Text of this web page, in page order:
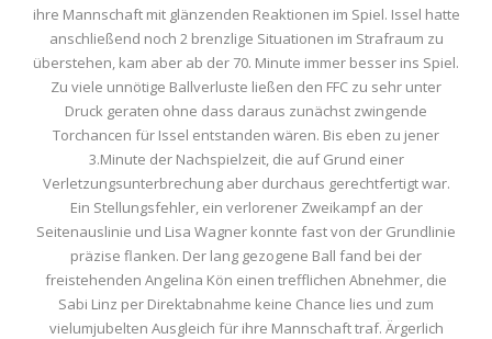
ihre Mannschaft mit glänzenden Reaktionen im Spiel. Issel hatte
anschließend noch 2 brenzlige Situationen im Strafraum zu
überstehen, kam aber ab der 70. Minute immer besser ins Spiel.
Zu viele unnötige Ballverluste ließen den FFC zu sehr unter
Druck geraten ohne dass daraus zunächst zwingende
Torchancen für Issel entstanden wären. Bis eben zu jener
3.Minute der Nachspielzeit, die auf Grund einer
Verletzungsunterbrechung aber durchaus gerechtfertigt war.
Ein Stellungsfehler, ein verlorener Zweikampf an der
Seitenauslinie und Lisa Wagner konnte fast von der Grundlinie
präzise flanken. Der lang gezogene Ball fand bei der
freistehenden Angelina Kön einen trefflichen Abnehmer, die
Sabi Linz per Direktabnahme keine Chance lies und zum
vielumjubelten Ausgleich für ihre Mannschaft traf. Ärgerlich